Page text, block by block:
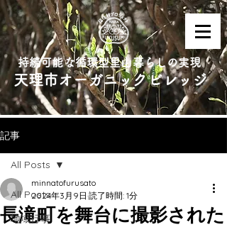
持続可能な循環型里山暮らしの実現
天理市オーガニックビレッジ
記事
All Posts
地域行事
All Posts
長滝町を舞台に撮影された
minnatofurusato
2024年3月9日 読了時間: 1分